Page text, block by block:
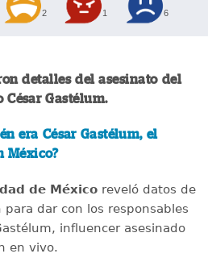
2 1 6
detalles del asesinato del
Gastélum.
era César Gastélum, el
México?
de Méxicoreveló datos de
para dar con los responsables
influencer asesinado
en vivo.